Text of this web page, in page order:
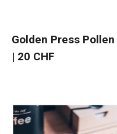
Golden Press Pollen
| 20 CHF